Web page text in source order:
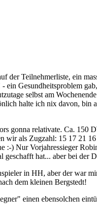
Teilnehmerliste, ein
Gesundheitsproblem
selbst am
halte ich nix davon,
gonna relativate. Ca. 150
wir als Zugzahl: 15 17 21
:-) Nur Vorjahressieger
geschafft hat... aber bei
in HH, aber der war
dem kleinen Bergstedt!
einen ebensolchen